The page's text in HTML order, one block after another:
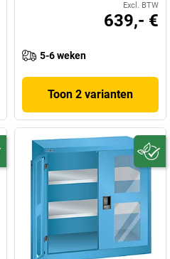
Excl. BTW
639,- €
5-6 weken
Toon 2 varianten